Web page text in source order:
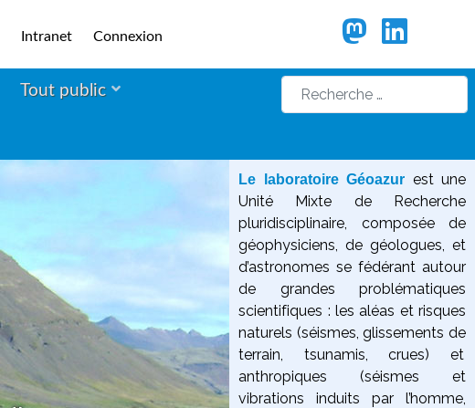
Intranet Connexion
Tout public Rechercher
Le laboratoire Géoazur est une
Unité Mixte de Recherche
pluridisciplinaire, composée de
géophysiciens, de géologues, et
d’astronomes se fédérant autour
de grandes problématiques
scientifiques : les aléas et risques
naturels (séismes, glissements de
terrain, tsunamis, crues) et
anthropiques (séismes et
vibrations induits par l’homme,